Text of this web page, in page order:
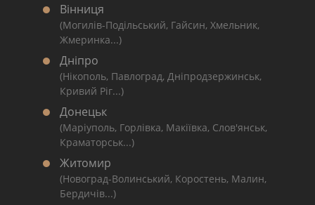
Вінниця
(Могилів-Подільський, Гайсин, Хмельник,
Жмеринка...)
Дніпро
(Нікополь, Павлоград, Дніпродзержинськ,
Кривий Ріг...)
Донецьк
(Маріуполь, Горлівка, Макіївка, Слов'янськ,
Краматорськ...)
Житомир
(Новоград-Волинський, Коростень, Малин,
Бердичів...)